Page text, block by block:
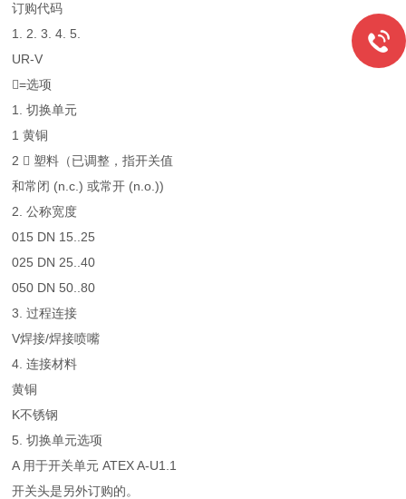
订购代码
1. 2. 3. 4. 5.
UR-V
=选项
1. 切换单元
1 黄铜
2  塑料（已调整，指开关值
和常闭 (n.c.) 或常开 (n.o.))
2. 公称宽度
015 DN 15..25
025 DN 25..40
050 DN 50..80
3. 过程连接
V焊接/焊接喷嘴
4. 连接材料
黄铜
K不锈钢
5. 切换单元选项
A 用于开关单元 ATEX A-U1.1
开关头是另外订购的。